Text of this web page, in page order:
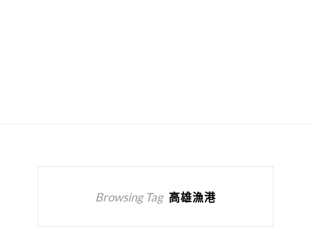
Browsing Tag 高雄漁港